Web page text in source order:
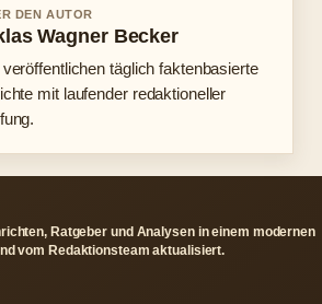
DEN AUTOR
Wagner Becker
täglich faktenbasierte
mit laufender redaktioneller
Ratgeber und Analysen in einem modernen
vom Redaktionsteam aktualisiert.